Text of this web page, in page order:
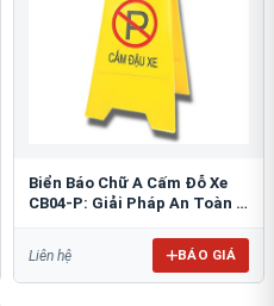
Biển Báo Chữ A Cấm Đỗ Xe
CB04-P: Giải Pháp An Toàn &
Liên hệ BÁO GIÁ